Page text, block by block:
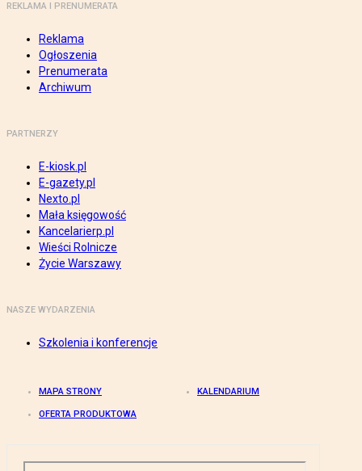
REKLAMA I PRENUMERATA
Reklama
Ogłoszenia
Prenumerata
Archiwum
PARTNERZY
E-kiosk.pl
E-gazety.pl
Nexto.pl
Mała księgowość
Kancelarierp.pl
Wieści Rolnicze
Życie Warszawy
NASZE WYDARZENIA
Szkolenia i konferencje
MAPA STRONY KALENDARIUM
OFERTA PRODUKTOWA